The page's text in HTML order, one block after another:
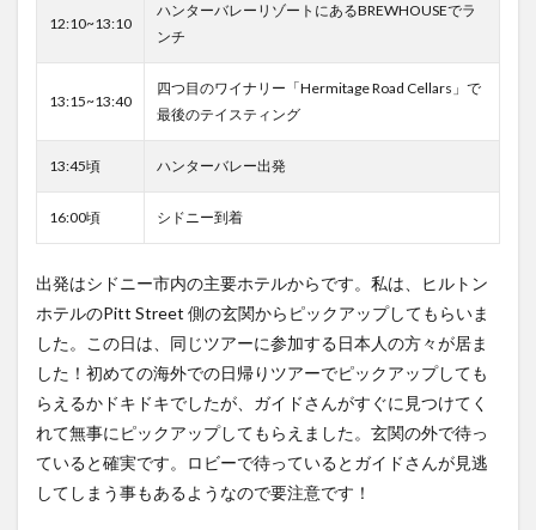
2.3
なラ
ンチ
る？
BREW
HOUSE
2.5
Hermitage
Cellars
シド
ニー
12:10~13:10
ハンターバレーリゾートにあるBREWHOUSEでラ
ンチ
13:15~13:40
四つ目のワイナリー「Hermitage Road Cellars」で
最後のテイスティング
13:45頃 ハンターバレー出発
16:00頃 シドニー到着
出発はシドニー市内の主要ホテルからです。私は、ヒルトン
ホテルのPitt Street 側の玄関からピックアップしてもらいま
した。この日は、同じツアーに参加する日本人の方々が居ま
した！初めての海外での日帰りツアーでピックアップしても
らえるかドキドキでしたが、ガイドさんがすぐに見つけてく
れて無事にピックアップしてもらえました。玄関の外で待っ
ていると確実です。ロビーで待っているとガイドさんが見逃
してしまう事もあるようなので要注意です！